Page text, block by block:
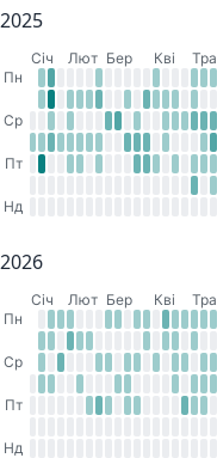
2025
Cіч Лют Бер Кві Тра
Пн
Ср
Пт
Нд
2026
Cіч Лют Бер Кві Тра
Пн
Ср
Пт
Нд